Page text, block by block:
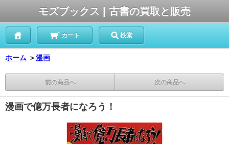
モズブックス | 古書の買取と販売
カート 検索
ホーム ＞漫画
前の商品へ 次の商品へ
漫画で億万長者になろう！